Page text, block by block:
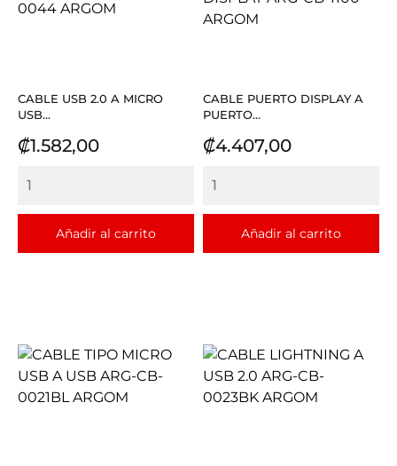
CABLE USB 2.0 A MICRO
USB...
Precio
₡1.582,00
Añadir al carrito
CABLE PUERTO DISPLAY A
PUERTO...
Precio
₡4.407,00
Añadir al carrito